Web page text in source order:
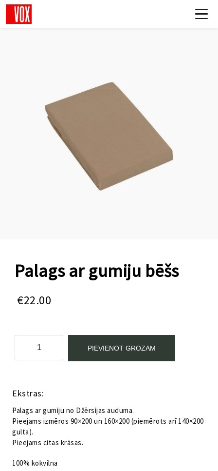
Palags ar gumiju bēšs
€22.00
gumiju
PIEVIENOT GROZAM
Ekstras:
Palags ar gumiju no Džērsijas auduma.
Pieejams izmēros 90×200 un 160×200 (piemērots arī 140×200
gulta).
Pieejams citas krāsas.
100% kokvilna